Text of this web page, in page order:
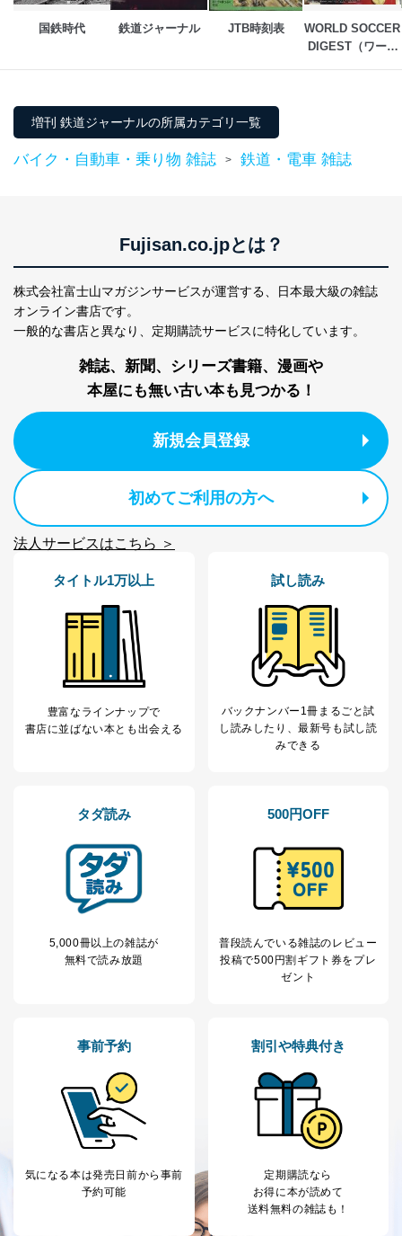
国鉄時代 鉄道ジャーナル JTB時刻表
WORLD SOCCER
DIGEST（ワール
増刊 鉄道ジャーナルの所属カテゴリ一覧
バイク・自動車・乗り物 雑誌 > 鉄道・電車 雑誌
Fujisan.co.jpとは？
株式会社富士山マガジンサービスが運営する、
日本最大級の雑誌
オンライン書店です。
一般的な書店と異なり、 定期購読サービスに特化しています。
雑誌、新聞、シリーズ書籍、漫画や
本屋にも無い古い本も見つかる！
新規会員登録
初めてご利用の方へ
法人サービスはこちら ＞
タイトル1万以上
豊富なラインナップで
書店に並ばない本とも出会える
試し読み
バックナンバー1冊まるごと試
し読み したり、最新号も試し読
みできる
タダ読み
5,000冊以上の雑誌が
無料で読み放題
500円OFF
普段読んでいる雑誌のレビュー
投稿で500円割ギフト券をプレ
ゼント
事前予約
気になる本は発売日前から事前
予約可能
割引や特典付き
定期購読なら
お得に本が読めて
送料無料の雑誌も！